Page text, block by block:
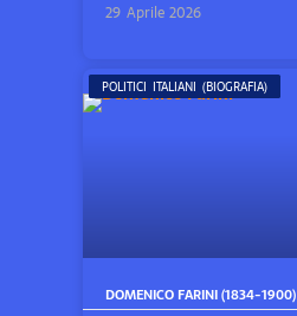
29 Aprile 2026
POLITICI ITALIANI (BIOGRAFIA)
DOMENICO FARINI (1834-1900)